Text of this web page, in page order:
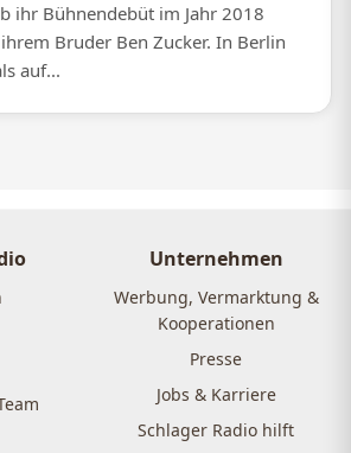
ihr Bühnendebüt im Jahr 2018
Bruder Ben Zucker. In Berlin
auf...
Unternehmen
Werbung, Vermarktung &
Kooperationen
Presse
Jobs & Karriere
Schlager Radio hilft